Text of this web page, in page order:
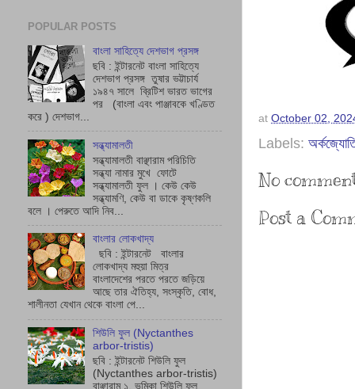
at October 02,
Labels:
No
Post a
POPULAR POSTS
বাংলা সাহিত্যে দেশভাগ প্রসঙ্গ
ছবি : ইন্টারনেট বাংলা সাহিত্যে
দেশভাগ প্রসঙ্গ তুষার ভট্টাচাৰ্য
১৯৪৭ সালে ব্রিটিশ ভারত ভাগের
পর (বাংলা এবং পাঞ্জাবকে খণ্ডিত
করে ) দেশভাগ...
সন্ধ্যামালতী
সন্ধ্যামালতী বাঞ্ছারাম পরিচিতি
সন্ধ্যা নামার মুখে ফোটে
সন্ধ্যামালতী ফুল । কেউ কেউ
সন্ধ্যামণি, কেউ বা ডাকে কৃষ্ণকলি
বলে । পেরুতে আদি নিব...
বাংলার লোকখাদ্য
ছবি : ইন্টারনেট বাংলার
লোকখাদ্য মহুয়া মিত্র
বাংলাদেশের পরতে পরতে জড়িয়ে
আছে তার ঐতিহ্য, সংস্কৃতি, বোধ,
শালীনতা যেখান থেকে বাংলা পে...
শিউলি ফুল (Nyctanthes
arbor-tristis)
ছবি : ইন্টারনেট শিউলি ফুল
(Nyctanthes arbor-tristis)
বাঞ্ছারাম ১. ভূমিকা শিউলি ফুল,